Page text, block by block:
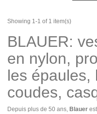
Showing 1-1 of 1 item(s)
BLAUER:
en nylon,
les épaules,
coudes,
Depuis plus de 50 ans, Blauer